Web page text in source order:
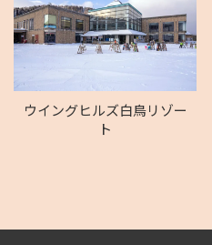
ウイングヒルズ白鳥リゾー
ト